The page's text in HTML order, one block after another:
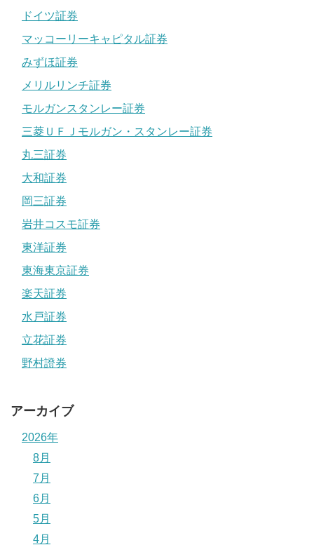
ドイツ証券
マッコーリーキャピタル証券
みずほ証券
メリルリンチ証券
モルガンスタンレー証券
三菱ＵＦＪモルガン・スタンレー証券
丸三証券
大和証券
岡三証券
岩井コスモ証券
東洋証券
東海東京証券
楽天証券
水戸証券
立花証券
野村證券
アーカイブ
2026年
8月
7月
6月
5月
4月